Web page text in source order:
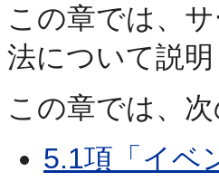
この章では、
法について説明
この章では、
5.1項「イベ